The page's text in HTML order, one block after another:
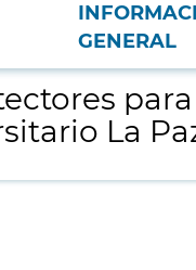
GENERAL
Universitario La Paz
para
La